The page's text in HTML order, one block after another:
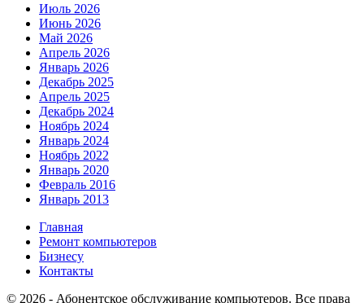
Июль 2026
Июнь 2026
Май 2026
Апрель 2026
Январь 2026
Декабрь 2025
Апрель 2025
Декабрь 2024
Ноябрь 2024
Январь 2024
Ноябрь 2022
Январь 2020
Февраль 2016
Январь 2013
Главная
Ремонт компьютеров
Бизнесу
Контакты
© 2026 - Абонентское обслуживание компьютеров. Все права